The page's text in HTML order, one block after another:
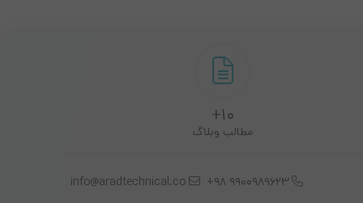
10+
مطالب وبلاگ
9900989623 98+
info@aradtechnical.co